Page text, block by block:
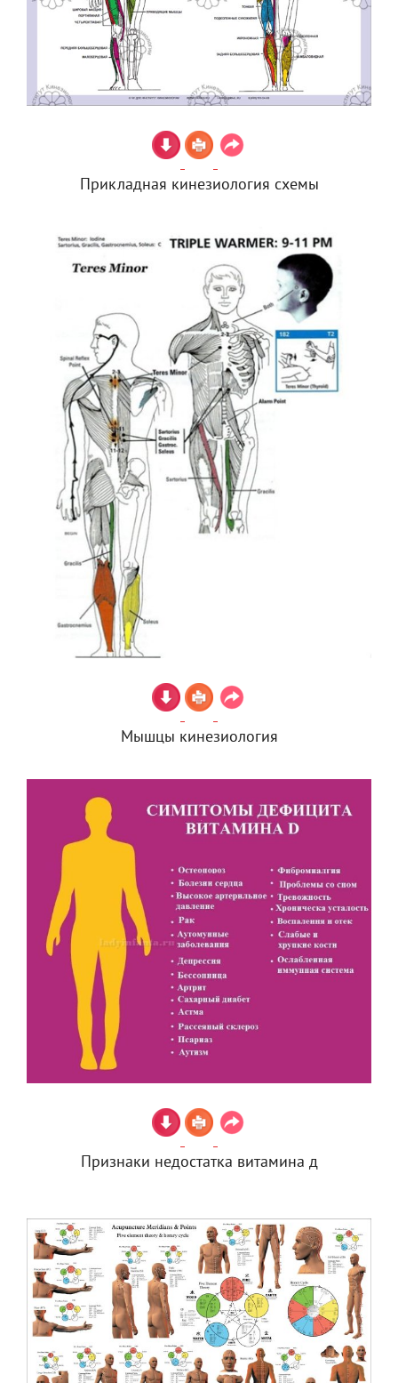
Прикладная кинезиология схемы
Мышцы кинезиология
Признаки недостатка витамина д